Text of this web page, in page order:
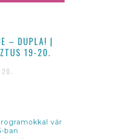
– DUPLA! |
19-20.
vár
ban